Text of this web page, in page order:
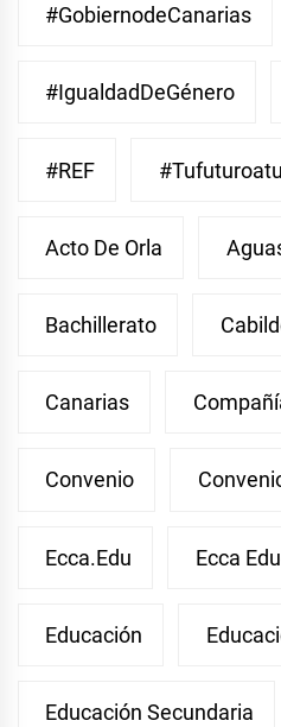
#GobiernodeCanarias
#IgualdadDeGénero
#REF
Acto De Orla
Bachillerato
Canarias
Convenio
Ecca.edu Ecca
Educación
Educación Secundaria